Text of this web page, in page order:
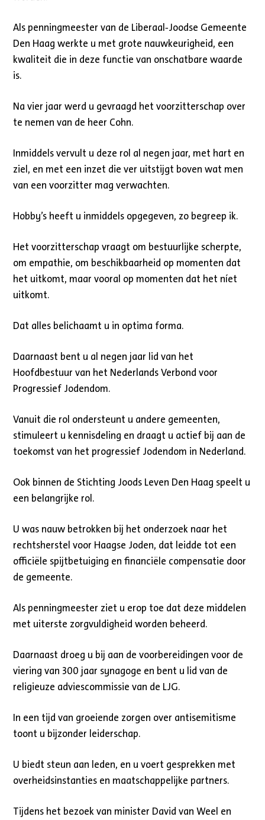
Als penningmeester van de Liberaal‑Joodse Gemeente
Den Haag werkte u met grote nauwkeurigheid, een
kwaliteit die in deze functie van onschatbare waarde
is.
Na vier jaar werd u gevraagd het voorzitterschap over
te nemen van de heer Cohn.
Inmiddels vervult u deze rol al negen jaar, met hart en
ziel, en met een inzet die ver uitstijgt boven wat men
van een voorzitter mag verwachten.
Hobby’s heeft u inmiddels opgegeven, zo begreep ik.
Het voorzitterschap vraagt om bestuurlijke scherpte,
om empathie, om beschikbaarheid op momenten dat
het uitkomt, maar vooral op momenten dat het níet
uitkomt.
Dat alles belichaamt u in optima forma.
Daarnaast bent u al negen jaar lid van het
Hoofdbestuur van het Nederlands Verbond voor
Progressief Jodendom.
Vanuit die rol ondersteunt u andere gemeenten,
stimuleert u kennisdeling en draagt u actief bij aan de
toekomst van het progressief Jodendom in Nederland.
Ook binnen de Stichting Joods Leven Den Haag speelt u
een belangrijke rol.
U was nauw betrokken bij het onderzoek naar het
rechtsherstel voor Haagse Joden, dat leidde tot een
officiële spijtbetuiging en financiële compensatie door
de gemeente.
Als penningmeester ziet u erop toe dat deze middelen
met uiterste zorgvuldigheid worden beheerd.
Daarnaast droeg u bij aan de voorbereidingen voor de
viering van 300 jaar synagoge en bent u lid van de
religieuze adviescommissie van de LJG.
In een tijd van groeiende zorgen over antisemitisme
toont u bijzonder leiderschap.
U biedt steun aan leden, en u voert gesprekken met
overheidsinstanties en maatschappelijke partners.
Tijdens het bezoek van minister David van Weel en